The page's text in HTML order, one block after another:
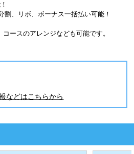
、リボ、ボーナス一括払い可能！
ースのアレンジなども可能です。
などはこちらから